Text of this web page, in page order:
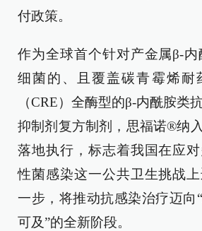
付政策。
作为全球首个针对产金属β-内
细菌的、且覆盖碳青霉烯耐
（CRE）全酶型的β-内酰胺类
抑制剂复方制剂，思福诺®纳
落地执行，标志着我国在应
性菌感染这一公共卫生挑战
一步，将推动抗感染治疗迈向
可及”的全新阶段。